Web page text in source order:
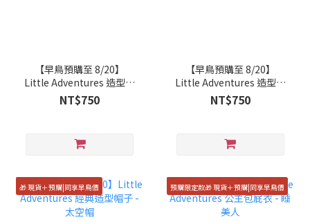
【早鳥預購至 8/20】
Little Adventures 造型配
件-仙女花冠棒組 (精靈)
NT$750
【早鳥預購至 8/20】
Little Adventures 造型配
件 - 春天仙翅
NT$750
🎁 現貨＋預購|同享早鳥價 預購限定款🎁 現貨＋預購|同享早鳥價